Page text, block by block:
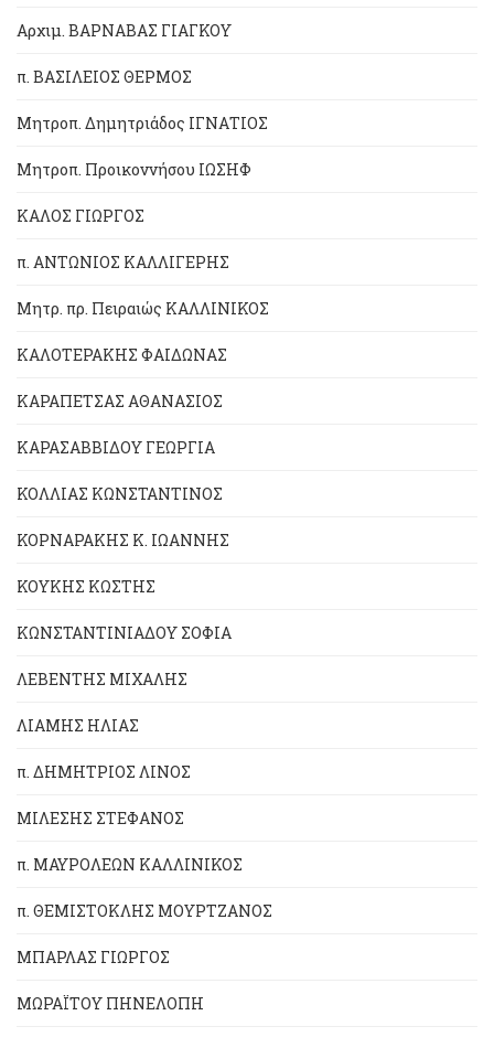
Αρχιμ. ΒΑΡΝΑΒΑΣ ΓΙΑΓΚΟΥ
π. ΒΑΣΙΛΕΙΟΣ ΘΕΡΜΟΣ
Μητροπ. Δημητριάδος ΙΓΝΑΤΙΟΣ
Μητροπ. Προικοννήσου ΙΩΣΗΦ
ΚΑΛΟΣ ΓΙΩΡΓΟΣ
π. ΑΝΤΩΝΙΟΣ ΚΑΛΛΙΓΕΡΗΣ
Μητρ. πρ. Πειραιώς ΚΑΛΛΙΝΙΚΟΣ
ΚΑΛΟΤΕΡΑΚΗΣ ΦΑΙΔΩΝΑΣ
ΚΑΡΑΠΕΤΣΑΣ ΑΘΑΝΑΣΙΟΣ
ΚΑΡΑΣΑΒΒΙΔΟΥ ΓΕΩΡΓΙΑ
ΚΟΛΛΙΑΣ ΚΩΝΣΤΑΝΤΙΝΟΣ
ΚΟΡΝΑΡΑΚΗΣ Κ. ΙΩΑΝΝΗΣ
ΚΟΥΚΗΣ ΚΩΣΤΗΣ
ΚΩΝΣΤΑΝΤΙΝΙΑΔΟΥ ΣΟΦΙΑ
ΛΕΒΕΝΤΗΣ ΜΙΧΑΛΗΣ
ΛΙΑΜΗΣ ΗΛΙΑΣ
π. ΔΗΜΗΤΡΙΟΣ ΛΙΝΟΣ
ΜΙΛΕΣΗΣ ΣΤΕΦΑΝΟΣ
π. ΜΑΥΡΟΛΕΩΝ ΚΑΛΛΙΝΙΚΟΣ
π. ΘΕΜΙΣΤΟΚΛΗΣ ΜΟΥΡΤΖΑΝΟΣ
ΜΠΑΡΛΑΣ ΓΙΩΡΓΟΣ
ΜΩΡΑΪΤΟΥ ΠΗΝΕΛΟΠΗ